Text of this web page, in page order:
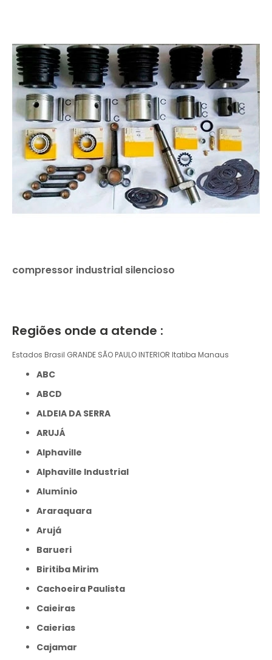
compressor industrial silencioso
Regiões onde a atende :
Estados Brasil GRANDE SÃO PAULO INTERIOR Itatiba Manaus
ABC
ABCD
ALDEIA DA SERRA
ARUJÁ
Alphaville
Alphaville Industrial
Alumínio
Araraquara
Arujá
Barueri
Biritiba Mirim
Cachoeira Paulista
Caieiras
Caierias
Cajamar